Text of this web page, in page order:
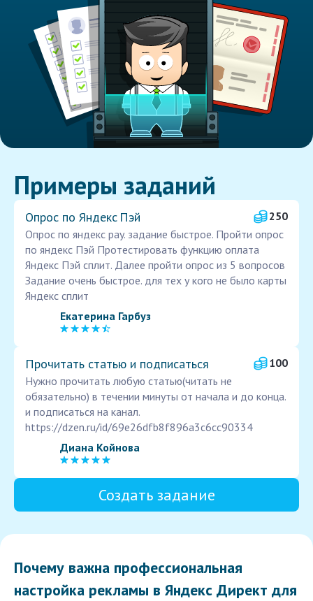
Примеры заданий
Опрос по Яндекс Пэй
250
Опрос по яндекс pay. задание быстрое. Пройти опрос
по яндекс Пэй Протестировать функцию оплата
Яндекс Пэй сплит. Далее пройти опрос из 5 вопросов
Задание очень быстрое. для тех у кого не было карты
Яндекс сплит
Екатерина Гарбуз
Прочитать статью и подписаться
100
Нужно прочитать любую статью(читать не
обязательно) в течении минуты от начала и до конца.
и подписаться на канал.
https://dzen.ru/id/69e26dfb8f896a3c6cc90334
Диана Койнова
Создать задание
Почему важна профессиональная
настройка рекламы в Яндекс Директ для